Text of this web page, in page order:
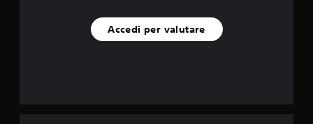
u
Accedi per valutare